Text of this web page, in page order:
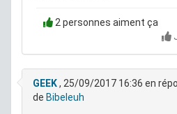
2 personnes aiment ça
GEEK, 25/09/2017 16:36 en
de Bibeleuh